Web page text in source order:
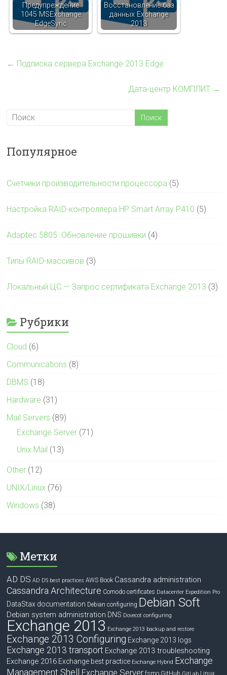
Предупреждение
1045 MSExchange
EdgeSync
Восстановление баз
данных Exchange
2013
← Подписка сервера Exchange 2013 Edge
Дата-центр КОМПЛИТ →
Популярное
Счетчики производительности процессора (5)
Настройка RAID-контроллера HP Smart Array P410 (5)
Adaptec 5805. Обновление прошивки (4)
Типы RAID-массивов (3)
Локальный ЦС — Запрос сертификата Exchange 2013 (3)
Рубрики
Cloud (6)
Communications (8)
DBMS (18)
Hardware (31)
Mail Servers (89)
Exchange Server (71)
Unix Mail (13)
Other (12)
UNIX/Linux (76)
Windows (38)
Метки
AD DS AD DS best practices AWS Book Cassandra administration
Cassandra Architecture Comodo certificates Datacenter Expedition Pro
DataStax documentation Debian configuring Debian Soft
Debian system administration DNS Dovecot configuring
Exchange 2013 Exchange 2013 backup and restore
Exchange 2013 Configuring Exchange 2013 logs
Exchange 2013 transport Exchange 2013 troubleshooting
Exchange 2016 Exchange best practice Exchange Hybrid Exchange
Management Shell
Exchange Server fsmo GitHub GitLab Linux